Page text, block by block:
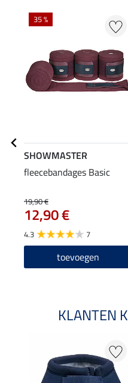
35 %
SHOWMASTER
fleecebandages Basic
19,90 €
12,90 €
4.3 7
toevoegen
KLANTEN